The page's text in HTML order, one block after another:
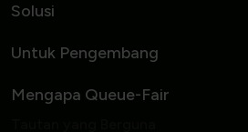
Solusi
Untuk Pengembang
Mengapa Queue-Fair